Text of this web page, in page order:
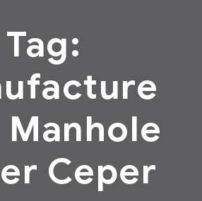
Tag:
Ceper